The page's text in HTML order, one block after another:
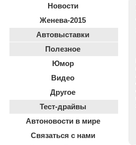
Новости
Женева-2015
Автовыставки
Полезное
Юмор
Видео
Другое
Тест-драйвы
Автоновости в мире
Связаться с нами